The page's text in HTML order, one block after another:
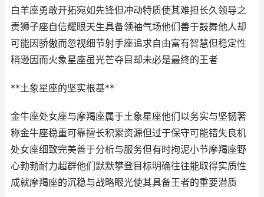
白羊座勇敢开拓宛如先锋但冲动特质使其难担长久领导之
责狮子座自信耀眼天生具备领袖气场他们善于鼓舞他人却
可能因骄傲而忽视细节射手座追求自由富有智慧但稳定性
稍逊因而火象星座虽光芒夺目却未必是最终的王者
**土象星座的坚实根基**
金牛座处女座与摩羯座属于土象星座他们以务实与坚韧著
称金牛座稳重可靠擅长积累资源但过于保守可能错失良机
处女座细致完美善于分析与服务但有时拘泥小节摩羯座野
心勃勃耐力超群他们默默攀登目标明确往往能取得实质性
成就摩羯座的沉稳与战略眼光使其具备王者的重要潜质